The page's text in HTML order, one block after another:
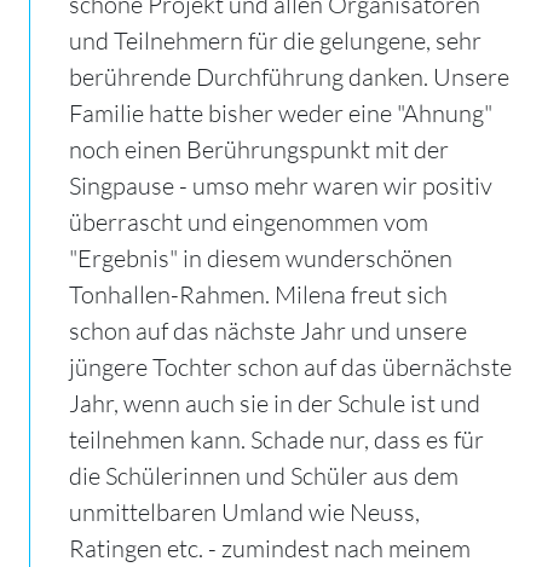
und Teilnehmern für die gelungene, sehr
berührende Durchführung danken. Unsere
Familie hatte bisher weder eine "Ahnung"
noch einen Berührungspunkt mit der
Singpause - umso mehr waren wir positiv
überrascht und eingenommen vom
"Ergebnis" in diesem wunderschönen
Tonhallen-Rahmen. Milena freut sich
schon auf das nächste Jahr und unsere
jüngere Tochter schon auf das übernächste
Jahr, wenn auch sie in der Schule ist und
teilnehmen kann. Schade nur, dass es für
die Schülerinnen und Schüler aus dem
unmittelbaren Umland wie Neuss,
Ratingen etc. - zumindest nach meinem